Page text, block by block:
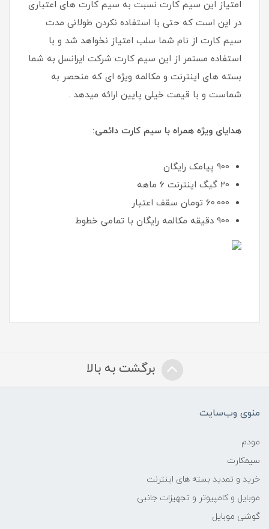
امتیاز این سیم کارت نسبت به سیم کارت های اعتباری
در این است که حتی با استفاده نکردن طولانی مدت
سیم کارت از نام شما سلب امتیاز نخواهد شد و با
استفاده مستمر از این سیم کارت شرکت ایرانسل به شما
بسته های اینترنت و مکالمه ویژه ای که منحصر به
شماست و با قیمت خیلی پایین ارائه میدهد .
هدایای ویژه همراه با سیم کارت دائمی:
900 پیامک رایگان
20 گیگ اینترنت 6 ماهه
60.000 تومان سقف اعتبار
900 دقیقه مکالمه رایگان با تمامی خطوط
برگشت به بالا
منوی وب‌سایت
مودم
سیمکارت
خرید و تمدید بسته های اینترنت
موبایل و کامپیوتر و تجهیزات جانبی
گوشی موبایل